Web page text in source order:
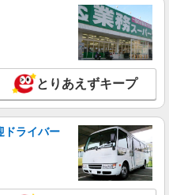
とりあえずキープ
ドライバー